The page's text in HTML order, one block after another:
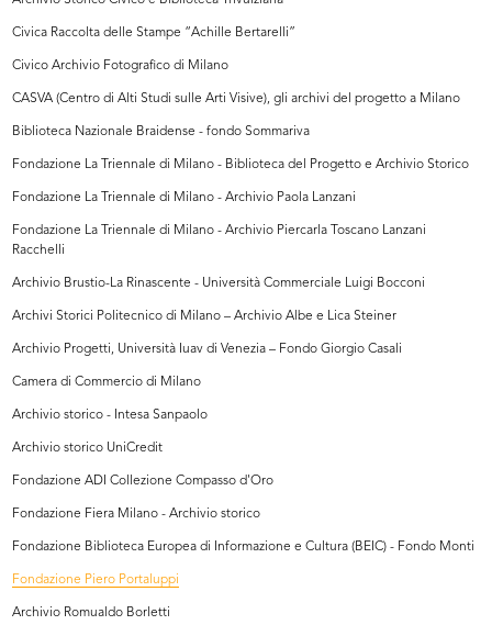
Civica Raccolta delle Stampe “Achille Bertarelli”
Civico Archivio Fotografico di Milano
CASVA (Centro di Alti Studi sulle Arti Visive), gli archivi del progetto a Milano
Biblioteca Nazionale Braidense - fondo Sommariva
Fondazione La Triennale di Milano - Biblioteca del Progetto e Archivio Storico
Fondazione La Triennale di Milano - Archivio Paola Lanzani
Fondazione La Triennale di Milano - Archivio Piercarla Toscano Lanzani
Racchelli
Archivio Brustio-La Rinascente - Università Commerciale Luigi Bocconi
Archivi Storici Politecnico di Milano – Archivio Albe e Lica Steiner
Archivio Progetti, Università Iuav di Venezia – Fondo Giorgio Casali
Camera di Commercio di Milano
Archivio storico - Intesa Sanpaolo
Archivio storico UniCredit
Fondazione ADI Collezione Compasso d'Oro
Fondazione Fiera Milano - Archivio storico
Fondazione Biblioteca Europea di Informazione e Cultura (BEIC) - Fondo Monti
Fondazione Piero Portaluppi
Archivio Romualdo Borletti